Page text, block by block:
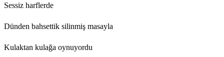
Sessiz harflerde
Dünden bahsettik silinmiş masayla
Kulaktan kulağa oynuyordu